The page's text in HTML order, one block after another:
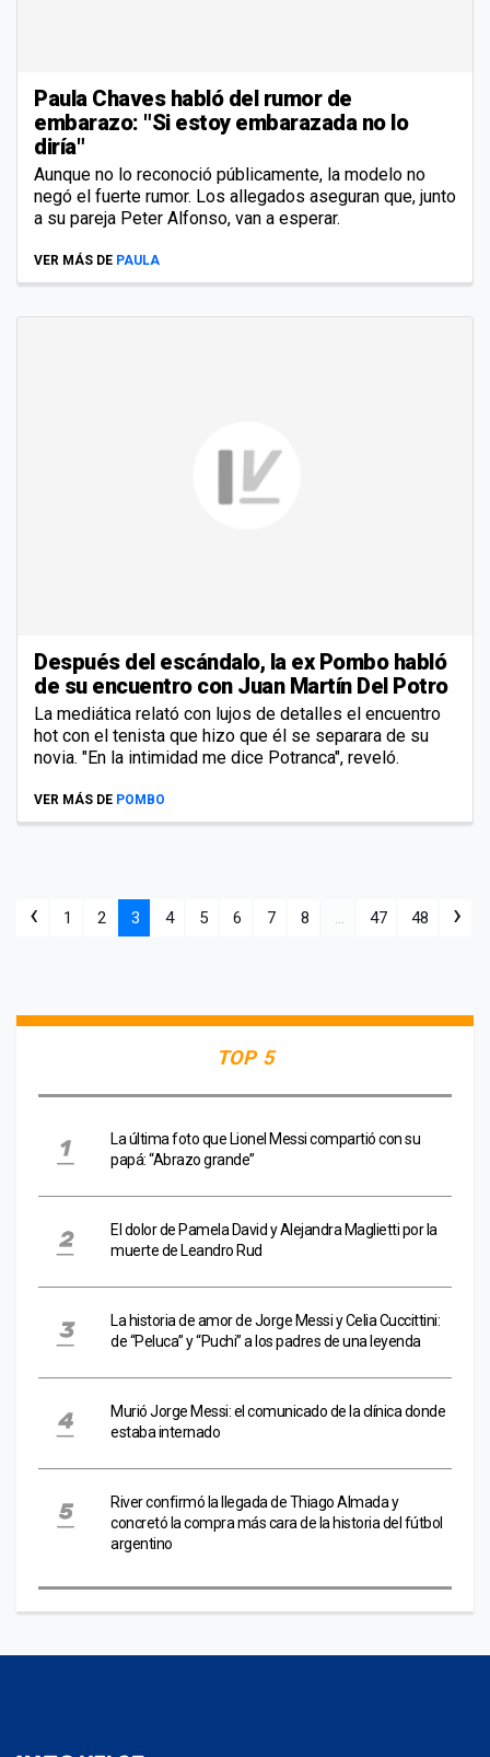
Paula Chaves habló del rumor de
embarazo: "Si estoy embarazada no lo
diría"
Aunque no lo reconoció públicamente, la modelo no
negó el fuerte rumor. Los allegados aseguran que, junto
a su pareja Peter Alfonso, van a esperar.
VER MÁS DE PAULA
Después del escándalo, la ex Pombo habló
de su encuentro con Juan Martín Del Potro
La mediática relató con lujos de detalles el encuentro
hot con el tenista que hizo que él se separara de su
novia. "En la intimidad me dice Potranca", reveló.
VER MÁS DE POMBO
‹ 1 2 3 4 5 6 7 8 ... 47 48 ›
TOP 5
La última foto que Lionel Messi compartió con su
papá: “Abrazo grande”
El dolor de Pamela David y Alejandra Maglietti por la
muerte de Leandro Rud
La historia de amor de Jorge Messi y Celia Cuccittini:
de “Peluca” y “Puchi” a los padres de una leyenda
Murió Jorge Messi: el comunicado de la clínica donde
estaba internado
River confirmó la llegada de Thiago Almada y
concretó la compra más cara de la historia del fútbol
argentino